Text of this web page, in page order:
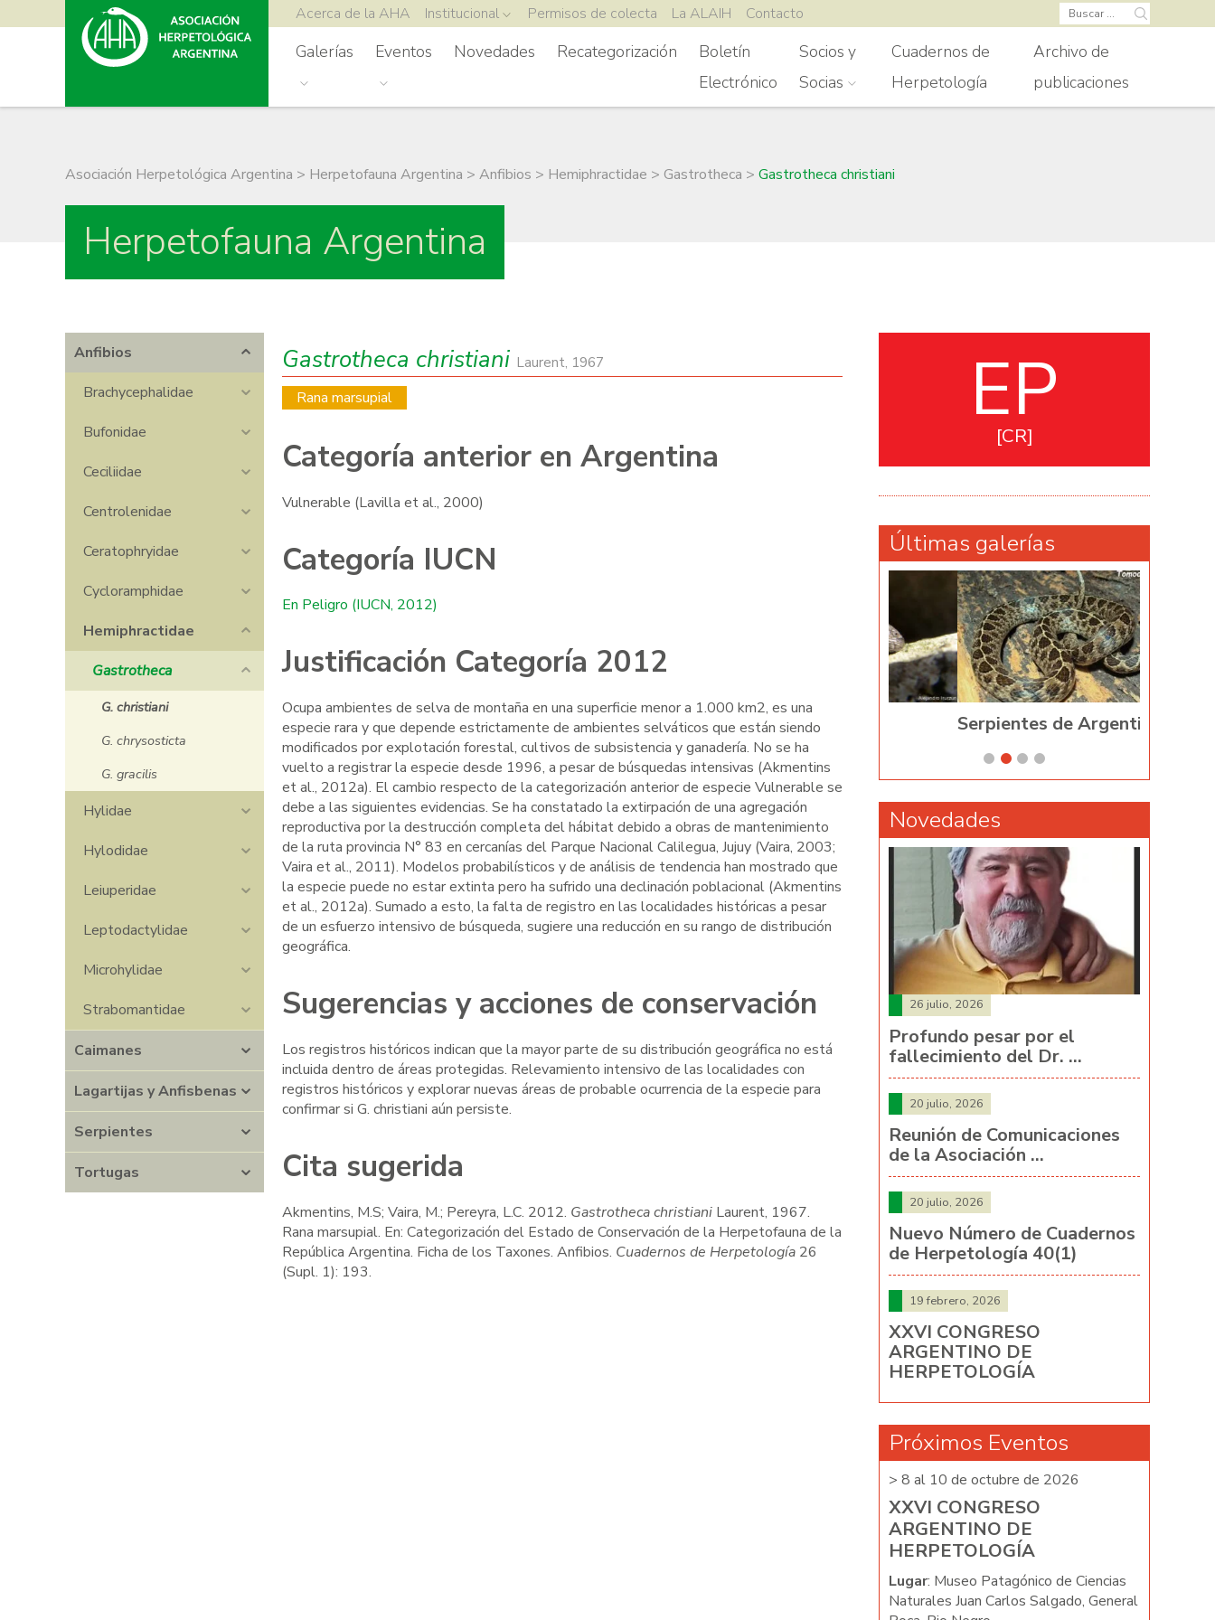
Acerca de la AHA Institucional Permisos de colecta La ALAIH Contacto
Galerías Eventos Novedades Recategorización
Boletín
Electrónico
Socios y
Socias
Cuadernos de
Herpetología
Archivo de
publicaciones
Buscar:
Asociación Herpetológica Argentina > Herpetofauna Argentina > Anfibios > Hemiphractidae > Gastrotheca > Gastrotheca christiani
Herpetofauna Argentina
Anfibios
Brachycephalidae
Bufonidae
Ceciliidae
Centrolenidae
Ceratophryidae
Cycloramphidae
Hemiphractidae
Gastrotheca
G. christiani
G. chrysosticta
G. gracilis
Hylidae
Hylodidae
Leiuperidae
Leptodactylidae
Microhylidae
Strabomantidae
Caimanes
Lagartijas y Anfisbenas
Serpientes
Tortugas
Gastrotheca christiani Laurent, 1967
Rana marsupial
Categoría anterior en Argentina
Vulnerable (Lavilla et al., 2000)
Categoría IUCN
En Peligro (IUCN, 2012)
Justificación Categoría 2012
Ocupa ambientes de selva de montaña en una superficie menor a 1.000 km2, es una
especie rara y que depende estrictamente de ambientes selváticos que están siendo
modificados por explotación forestal, cultivos de subsistencia y ganadería. No se ha
vuelto a registrar la especie desde 1996, a pesar de búsquedas intensivas (Akmentins
et al., 2012a). El cambio respecto de la categorización anterior de especie Vulnerable se
debe a las siguientes evidencias. Se ha constatado la extirpación de una agregación
reproductiva por la destrucción completa del hábitat debido a obras de mantenimiento
de la ruta provincia N° 83 en cercanías del Parque Nacional Calilegua, Jujuy (Vaira, 2003;
Vaira et al., 2011). Modelos probabilísticos y de análisis de tendencia han mostrado que
la especie puede no estar extinta pero ha sufrido una declinación poblacional (Akmentins
et al., 2012a). Sumado a esto, la falta de registro en las localidades históricas a pesar
de un esfuerzo intensivo de búsqueda, sugiere una reducción en su rango de distribución
geográfica.
Sugerencias y acciones de conservación
Los registros históricos indican que la mayor parte de su distribución geográfica no está
incluida dentro de áreas protegidas. Relevamiento intensivo de las localidades con
registros históricos y explorar nuevas áreas de probable ocurrencia de la especie para
confirmar si G. christiani aún persiste.
Cita sugerida
Akmentins, M.S; Vaira, M.; Pereyra, L.C. 2012. Gastrotheca christiani Laurent, 1967.
Rana marsupial. En: Categorización del Estado de Conservación de la Herpetofauna de la
República Argentina. Ficha de los Taxones. Anfibios. Cuadernos de Herpetología 26
(Supl. 1): 193.
EP
CR
Últimas galerías
Phyllomedusa sauvagii Lepidobatrachus llanensis Liolaemus tandilensis Serpientes de Argentina
Novedades
26 julio, 2026
Profundo pesar por el
fallecimiento del Dr. …
20 julio, 2026
Reunión de Comunicaciones
de la Asociación …
20 julio, 2026
Nuevo Número de Cuadernos
de Herpetología 40(1)
19 febrero, 2026
XXVI CONGRESO
ARGENTINO DE
HERPETOLOGÍA
Próximos Eventos
> 8 al 10 de octubre de 2026
XXVI CONGRESO
ARGENTINO DE
HERPETOLOGÍA
Lugar: Museo Patagónico de Ciencias
Naturales Juan Carlos Salgado, General